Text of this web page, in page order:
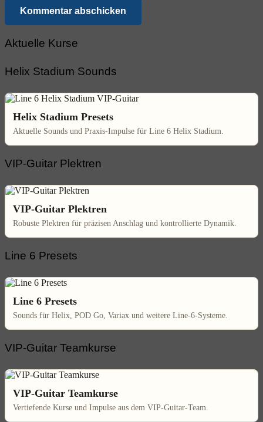
Kommentar abschicken
Aktuelle Kurse
Helix Stadium Sounds
Helix Stadium Presets
Aktuelle Sounds und Praxis-Impulse für Line 6 Helix Stadium.
VIP-Guitar Plektren
VIP-Guitar Plektren
Robuste Plektren für präzisen Anschlag und kontrollierte Dynamik.
Line 6 Presets
Line 6 Presets
Sounds für Helix, POD Go, Variax und weitere Line-6-Systeme.
VIP-Guitar Teamkurse
VIP-Guitar Teamkurse
Vertiefende Kurse und Impulse aus dem VIP-Guitar-Team.